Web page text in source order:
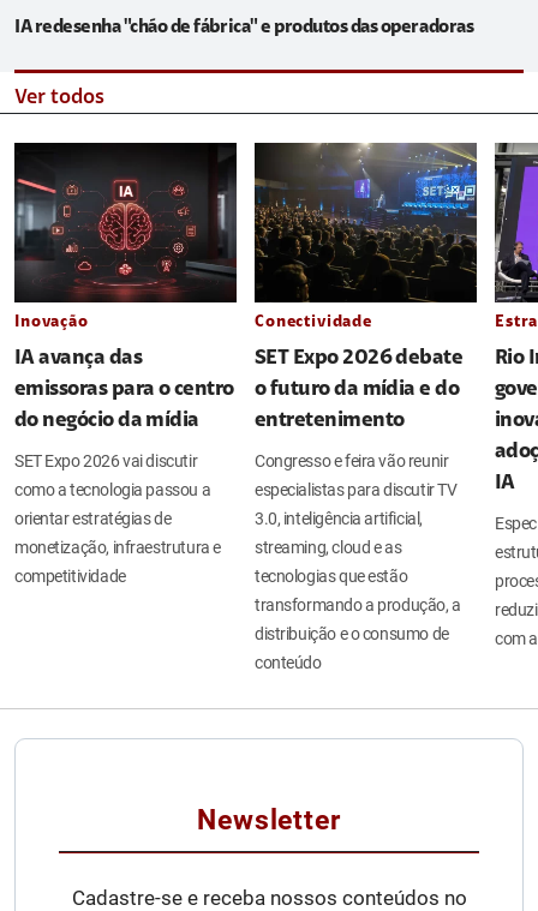
IA redesenha "chão de fábrica" e produtos das operadoras
Ver todos
Inovação
IA avança das
emissoras para o centro
do negócio da mídia
SET Expo 2026 vai discutir
como a tecnologia passou a
orientar estratégias de
monetização, infraestrutura e
competitividade
Conectividade
SET Expo 2026 debate
o futuro da mídia e do
entretenimento
Congresso e feira vão reunir
especialistas para discutir TV
3.0, inteligência artificial,
streaming, cloud e as
tecnologias que estão
transformando a produção, a
distribuição e o consumo de
conteúdo
Rio
IA
com
Newsletter
Cadastre-se e receba nossos conteúdos no